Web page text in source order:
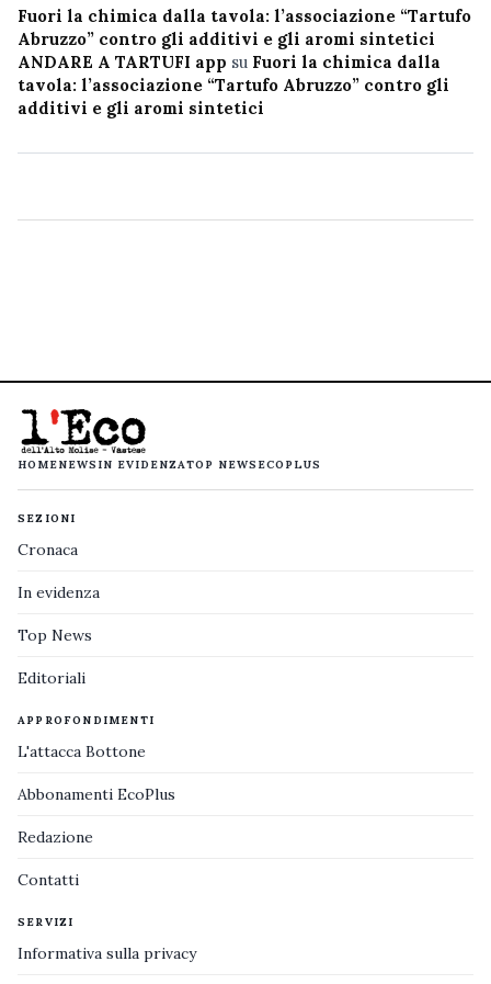
Fuori la chimica dalla tavola: l’associazione “Tartufo
Abruzzo” contro gli additivi e gli aromi sintetici
ANDARE A TARTUFI app su Fuori la chimica dalla
tavola: l’associazione “Tartufo Abruzzo” contro gli
additivi e gli aromi sintetici
HOMENEWS IN EVIDENZATOP NEWS ECOPLUS
SEZIONI
Cronaca
In evidenza
Top News
Editoriali
APPROFONDIMENTI
L'attacca Bottone
Abbonamenti EcoPlus
Redazione
Contatti
SERVIZI
Informativa sulla privacy